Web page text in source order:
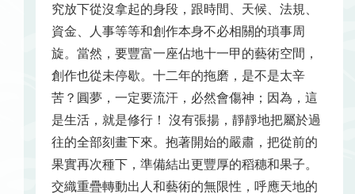
究放下從沒拿起的身段，跟時間、天候、法規、
資金、人事等等和創作本身不必相關的瑣事周
旋。當然，要豐富一座佔地十一甲的藝術空間，
創作也從未停歇。十二年的拖磨，是不是太辛
苦？圓夢，一定要流汗，必然會傷神；因為，這
是生活，就是修行！ 沒有張揚，靜靜地把屬於過
往的全部刻畫下來。抱著開始的嚴肅，把從前的
果實再次種下，準備結出更豐厚的稻穗和果子。
交織重疊轉動出人和藝術的無限性，呼應天地的